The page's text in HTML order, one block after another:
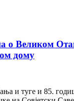
о Великом
дому
и туге и 85.